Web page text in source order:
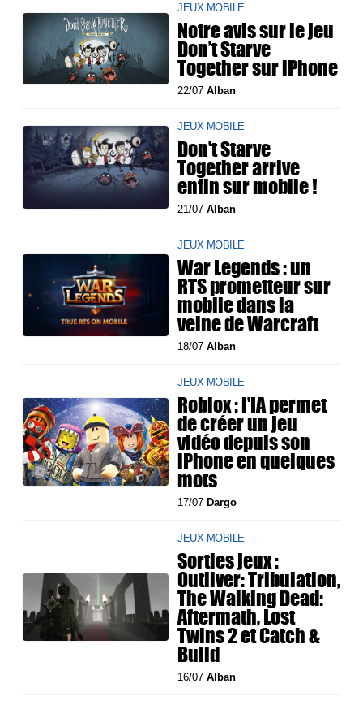
JEUX MOBILE
Notre avis sur le jeu
Don’t Starve
Together sur iPhone
22/07Alban
JEUX MOBILE
Don't Starve
Together arrive
enfin sur mobile !
21/07Alban
JEUX MOBILE
War Legends : un
RTS prometteur sur
mobile dans la
veine de Warcraft
18/07Alban
JEUX MOBILE
Roblox : l'IA permet
de créer un jeu
vidéo depuis son
iPhone en quelques
mots
17/07Dargo
JEUX MOBILE
Sorties jeux :
Outliver: Tribulation,
The Walking Dead:
Aftermath, Lost
Twins 2 et Catch &
Build
16/07Alban